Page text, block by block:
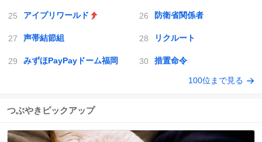
アイプリワールド 防衛省関係者
声帯結節組 リクルート
みずほPayPayドーム福岡 措置命令
100位まで見る
つぶやきピックアップ